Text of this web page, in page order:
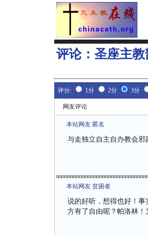
评论： 圣座主
评分: 1分 2分 3分
网友评论
本站网友 匿名
与走独立自主自办教会邪
本站网友 贫困者
说的好听，想得也好！
方有了自由呢？帕洛林！